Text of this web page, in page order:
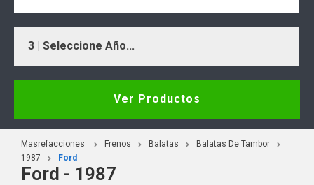
3 | Seleccione Año...
Ver Productos
Masrefacciones Frenos Balatas
Balatas De Tambor
1987
Ford
Ford - 1987